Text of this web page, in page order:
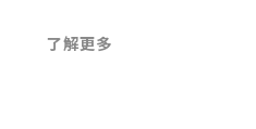
了解更多